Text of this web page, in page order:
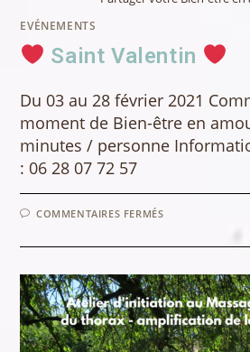
EVÉNEMENTS
Saint Valentin
Du 03 au 28 février 2021
moment de Bien-être en
minutes / personne
: 06 28 07 72 57
COMMENTAIRES FERMÉSSUR
VALENTIN